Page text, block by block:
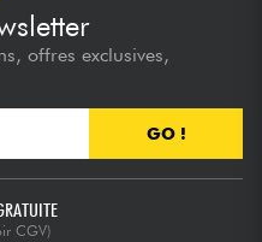
offres exclusives,
GO !
CGV)